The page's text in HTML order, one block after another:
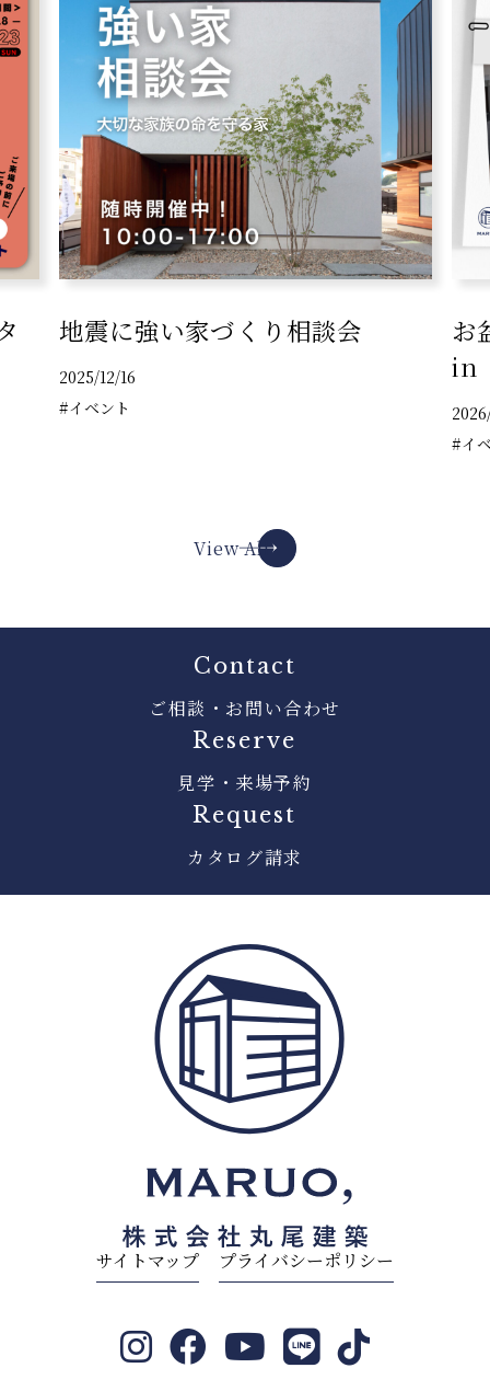
地震に強い家づくり相談会
2025/12/16
#イベント
お
in
#イ
View All
Contact
ご相談・お問い合わせ
Reserve
見学・来場予約
Request
カタログ請求
サイトマップ プライバシーポリシー